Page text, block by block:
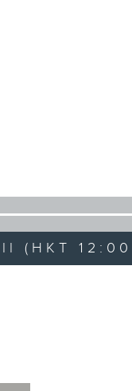
(HKT